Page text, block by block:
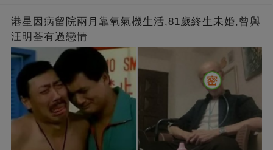
港星因病留院兩月靠氧氣機生活,81歲終生未婚,曾與
汪明荃有過戀情